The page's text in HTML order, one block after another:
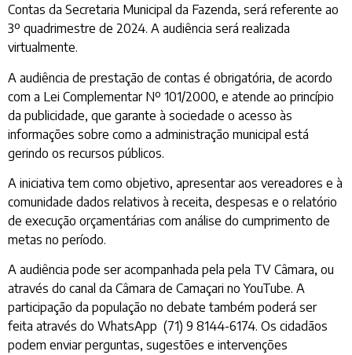
Contas da Secretaria Municipal da Fazenda, será referente ao
3º quadrimestre de 2024. A audiência será realizada
virtualmente.
A audiência de prestação de contas é obrigatória, de acordo
com a Lei Complementar Nº 101/2000, e atende ao princípio
da publicidade, que garante à sociedade o acesso às
informações sobre como a administração municipal está
gerindo os recursos públicos.
A iniciativa tem como objetivo, apresentar aos vereadores e à
comunidade dados relativos à receita, despesas e o relatório
de execução orçamentárias com análise do cumprimento de
metas no período.
A audiência pode ser acompanhada pela pela TV Câmara, ou
através do canal da Câmara de Camaçari no YouTube. A
participação da população no debate também poderá ser
feita através do WhatsApp (71) 9 8144-6174. Os cidadãos
podem enviar perguntas, sugestões e intervenções